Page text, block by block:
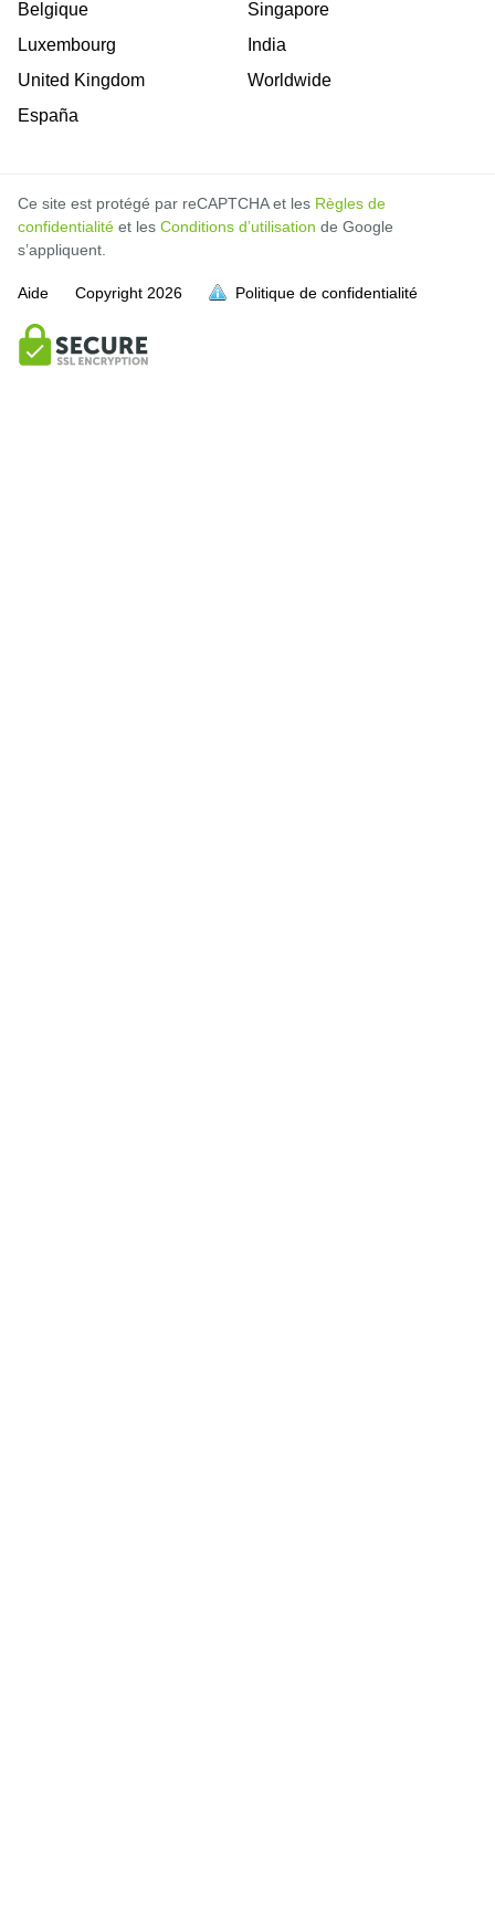
Belgique
Luxembourg
United Kingdom
España
Singapore
India
Worldwide
Ce site est protégé par reCAPTCHA et les Règles de
confidentialité et les Conditions d’utilisation de Google
s’appliquent.
Aide Copyright 2026 Politique de confidentialité